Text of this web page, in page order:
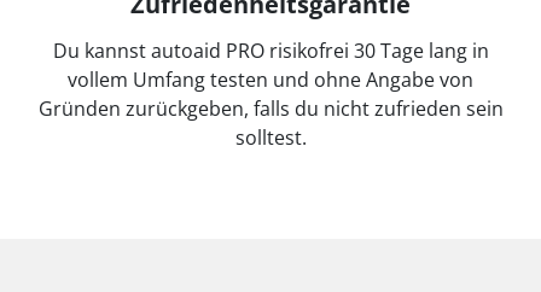
Du kannst autoaid PRO risikofrei 30 Tage lang in
vollem Umfang testen und ohne Angabe von
Gründen zurückgeben, falls du nicht zufrieden sein
solltest.